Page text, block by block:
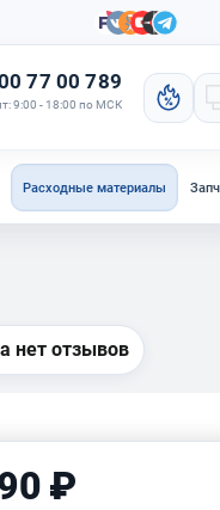
Компания
77 00 789
9:00 - 18:00 по МСК
Расходные материалы
нет отзывов
₽